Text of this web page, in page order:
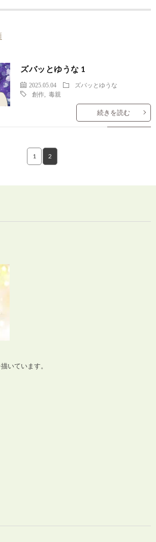
ズバッとゆうな 1
2025.05.04
ズバッとゆうな
創作 ,毒親
続きを読む
1 2
いています。